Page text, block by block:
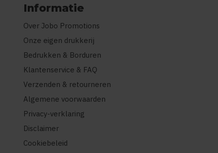
Informatie
Over Jobo Promotions
Onze eigen drukkerij
Bedrukken & Borduren
Klantenservice & FAQ
Verzenden & retourneren
Algemene voorwaarden
Privacy-verklaring
Disclaimer
Cookiebeleid